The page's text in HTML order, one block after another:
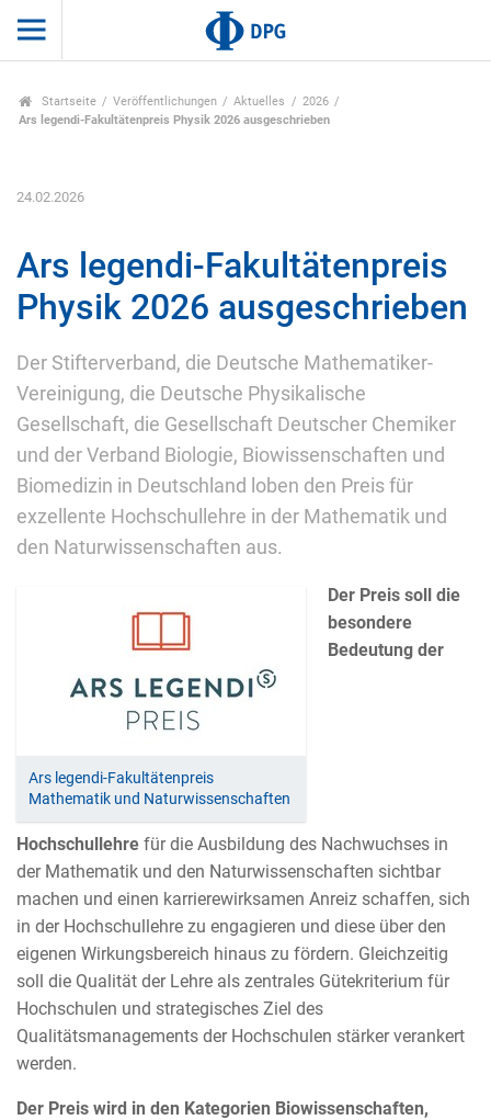
Startseite Veröffentlichungen Aktuelles
2026
Ars legendi-Fakultätenpreis Physik 2026 ausgeschrieben
24.02.2026
Ars legendi-Fakultätenpreis
Physik 2026 ausgeschrieben
Der Stifterverband, die Deutsche Mathematiker-
Vereinigung, die Deutsche Physikalische
Gesellschaft, die Gesellschaft Deutscher Chemiker
und der Verband Biologie, Biowissenschaften und
Biomedizin in Deutschland loben den Preis für
exzellente Hochschullehre in der Mathematik und
den Naturwissenschaften aus.
Ars legendi-Fakultätenpreis
Mathematik und Naturwissenschaften
Der Preis soll die
besondere
Bedeutung der
Hochschullehre für die Ausbildung des Nachwuchses in
der Mathematik und den Naturwissenschaften sichtbar
machen und einen karrierewirksamen Anreiz schaffen, sich
in der Hochschullehre zu engagieren und diese über den
eigenen Wirkungsbereich hinaus zu fördern. Gleichzeitig
soll die Qualität der Lehre als zentrales Gütekriterium für
Hochschulen und strategisches Ziel des
Qualitätsmanagements der Hochschulen stärker verankert
werden.
Der Preis wird in den Kategorien Biowissenschaften,